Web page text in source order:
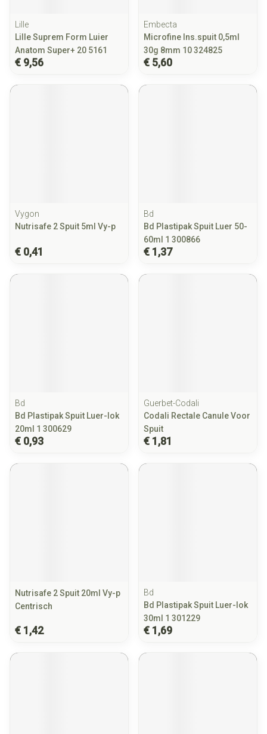
Lille
Lille Suprem Form Luier
Anatom Super+ 20 5161
€ 9,56
Embecta
Microfine Ins.spuit 0,5ml
30g 8mm 10 324825
€ 5,60
Vygon
Nutrisafe 2 Spuit 5ml Vy-p
€ 0,41
Bd
Bd Plastipak Spuit Luer 50-
60ml 1 300866
€ 1,37
Bd
Bd Plastipak Spuit Luer-lok
20ml 1 300629
€ 0,93
Guerbet-Codali
Codali Rectale Canule Voor
Spuit
€ 1,81
Nutrisafe 2 Spuit 20ml Vy-p
Centrisch
€ 1,42
Bd
Bd Plastipak Spuit Luer-lok
30ml 1 301229
€ 1,69